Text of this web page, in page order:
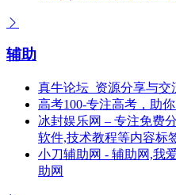
辅助
真牛论坛_资源分享与交
高考100-专注高考，助你
冰封娱乐网 – 专注免费
软件,技术教程等内容标
小刀辅助网 - 辅助网,我
助网